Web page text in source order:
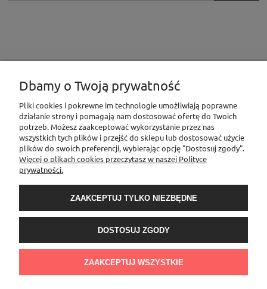
MOJE KONTO
O NAS
Sklep Elementownia |Al. Niepodległości 76/78, 02-626 Warszawa, woj.
Jesionkiewicz-Branas NIP: 1231122407 l REGON: 541058992
Dbamy o Twoją prywatność
Pliki cookies i pokrewne im technologie umożliwiają poprawne
działanie strony i pomagają nam dostosować ofertę do Twoich
potrzeb. Możesz zaakceptować wykorzystanie przez nas
wszystkich tych plików i przejść do sklepu lub dostosować użycie
plików do swoich preferencji, wybierając opcję "Dostosuj zgody".
Więcej o plikach cookies przeczytasz w naszej Polityce
prywatności.
ZAAKCEPTUJ TYLKO NIEZBĘDNE
DOSTOSUJ ZGODY
ZAAKCEPTUJ WSZYSTKIE